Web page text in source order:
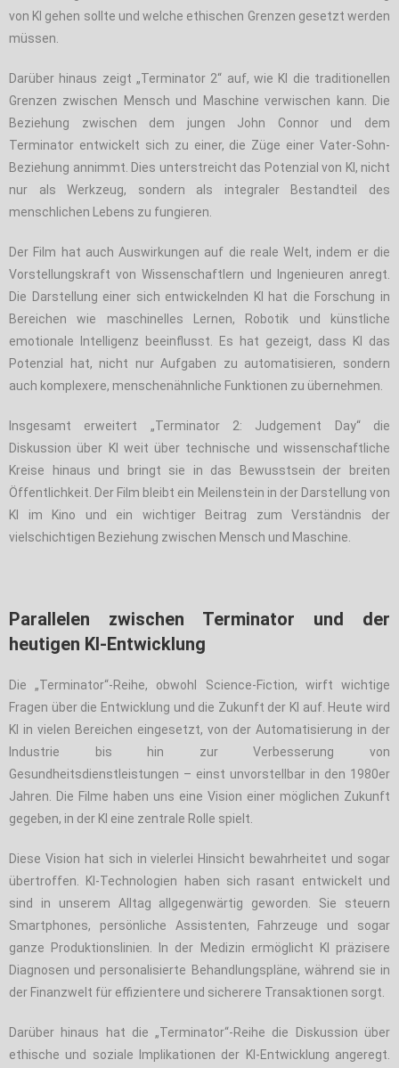
von KI gehen sollte und welche ethischen Grenzen gesetzt werden
müssen.
Darüber hinaus zeigt „Terminator 2“ auf, wie KI die traditionellen
Grenzen zwischen Mensch und Maschine verwischen kann. Die
Beziehung zwischen dem jungen John Connor und dem
Terminator entwickelt sich zu einer, die Züge einer Vater-Sohn-
Beziehung annimmt. Dies unterstreicht das Potenzial von KI, nicht
nur als Werkzeug, sondern als integraler Bestandteil des
menschlichen Lebens zu fungieren.
Der Film hat auch Auswirkungen auf die reale Welt, indem er die
Vorstellungskraft von Wissenschaftlern und Ingenieuren anregt.
Die Darstellung einer sich entwickelnden KI hat die Forschung in
Bereichen wie maschinelles Lernen, Robotik und künstliche
emotionale Intelligenz beeinflusst. Es hat gezeigt, dass KI das
Potenzial hat, nicht nur Aufgaben zu automatisieren, sondern
auch komplexere, menschenähnliche Funktionen zu übernehmen.
Insgesamt erweitert „Terminator 2: Judgement Day“ die
Diskussion über KI weit über technische und wissenschaftliche
Kreise hinaus und bringt sie in das Bewusstsein der breiten
Öffentlichkeit. Der Film bleibt ein Meilenstein in der Darstellung von
KI im Kino und ein wichtiger Beitrag zum Verständnis der
vielschichtigen Beziehung zwischen Mensch und Maschine.
Parallelen zwischen Terminator und der
heutigen KI-Entwicklung
Die „Terminator“-Reihe, obwohl Science-Fiction, wirft wichtige
Fragen über die Entwicklung und die Zukunft der KI auf. Heute wird
KI in vielen Bereichen eingesetzt, von der Automatisierung in der
Industrie bis hin zur Verbesserung von
Gesundheitsdienstleistungen – einst unvorstellbar in den 1980er
Jahren. Die Filme haben uns eine Vision einer möglichen Zukunft
gegeben, in der KI eine zentrale Rolle spielt.
Diese Vision hat sich in vielerlei Hinsicht bewahrheitet und sogar
übertroffen. KI-Technologien haben sich rasant entwickelt und
sind in unserem Alltag allgegenwärtig geworden. Sie steuern
Smartphones, persönliche Assistenten, Fahrzeuge und sogar
ganze Produktionslinien. In der Medizin ermöglicht KI präzisere
Diagnosen und personalisierte Behandlungspläne, während sie in
der Finanzwelt für effizientere und sicherere Transaktionen sorgt.
Darüber hinaus hat die „Terminator“-Reihe die Diskussion über
ethische und soziale Implikationen der KI-Entwicklung angeregt.